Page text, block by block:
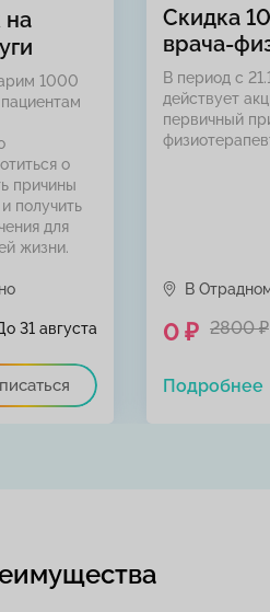
на
1000
о
причины
получить
для
жизни.
31 августа
Скидка
врача-
В период с
действует
первичный
В
0 ₽ 2800 ₽
Подробнее